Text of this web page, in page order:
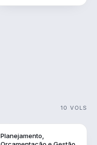
10 VOLS
Planejamento,